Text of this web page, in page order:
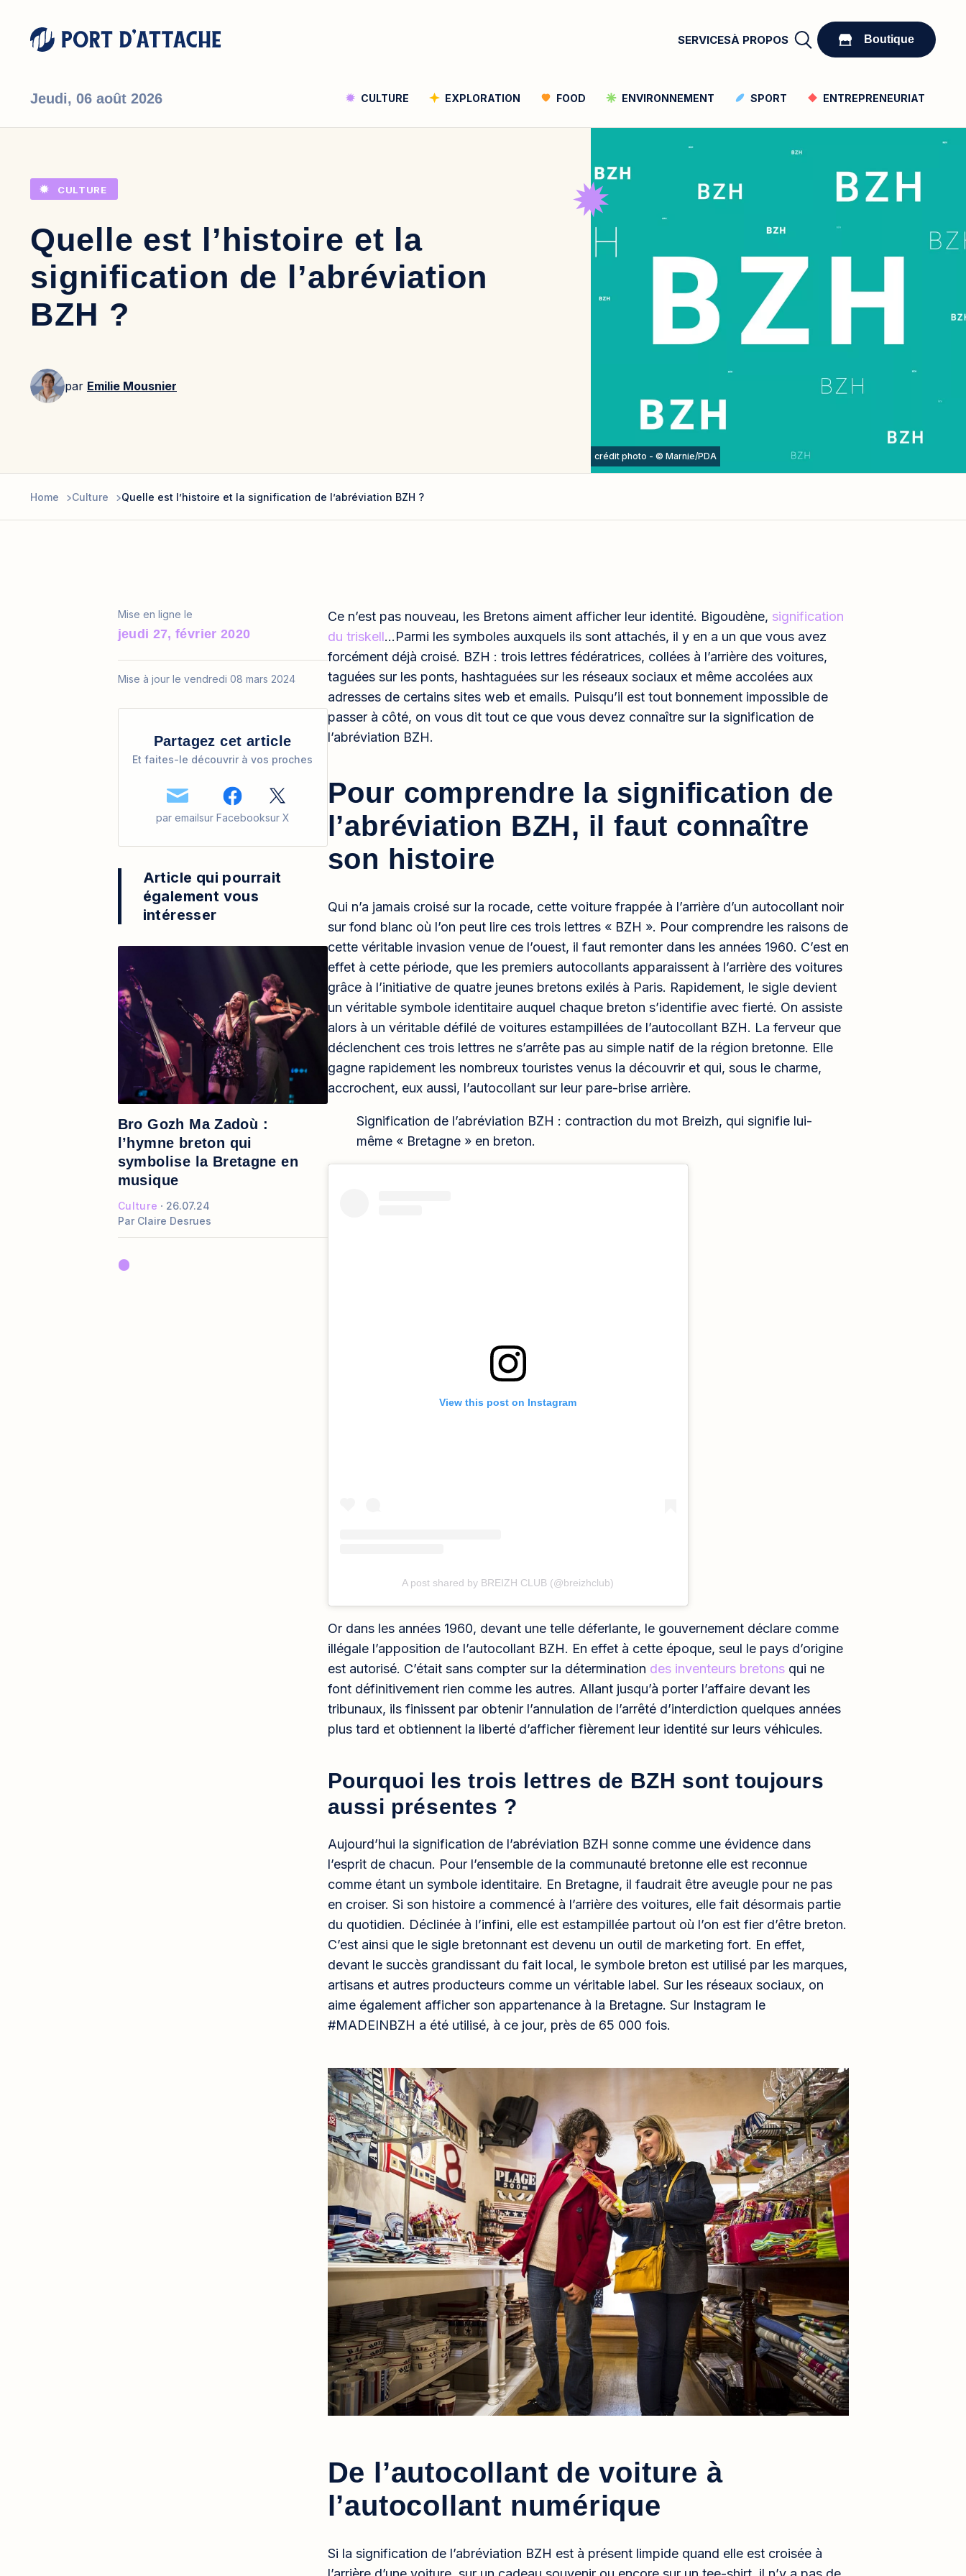
SERVICESÀ PROPOS Boutique
Jeudi, 06 août 2026 CULTURE EXPLORATION FOOD ENVIRONNEMENT SPORT ENTREPRENEURIAT
CULTURE
Quelle est l’histoire et la
signification de l’abréviation
BZH ?
par Emilie Mousnier
crédit photo - © Marnie/PDA
Home Culture Quelle est l’histoire et la signification de l’abréviation BZH ?
Mise en ligne le
jeudi 27, février 2020
Mise à jour le vendredi 08 mars 2024
Partagez cet article
Et faites-le découvrir à vos proches
par emailsur Facebooksur X
Article qui pourrait
également vous
intéresser
Bro Gozh Ma Zadoù :
l’hymne breton qui
symbolise la Bretagne en
musique
Culture
26.07.24
Par Claire Desrues
Ce n’est pas nouveau, les Bretons aiment afficher leur identité. Bigoudène, signification
du triskell…Parmi les symboles auxquels ils sont attachés, il y en a un que vous avez
forcément déjà croisé. BZH : trois lettres fédératrices, collées à l’arrière des voitures,
taguées sur les ponts, hashtaguées sur les réseaux sociaux et même accolées aux
adresses de certains sites web et emails. Puisqu’il est tout bonnement impossible de
passer à côté, on vous dit tout ce que vous devez connaître sur la signification de
l’abréviation BZH.
Pour comprendre la signification de
l’abréviation BZH, il faut connaître
son histoire
Qui n’a jamais croisé sur la rocade, cette voiture frappée à l’arrière d’un autocollant noir
sur fond blanc où l’on peut lire ces trois lettres « BZH ». Pour comprendre les raisons de
cette véritable invasion venue de l’ouest, il faut remonter dans les années 1960. C’est en
effet à cette période, que les premiers autocollants apparaissent à l’arrière des voitures
grâce à l’initiative de quatre jeunes bretons exilés à Paris. Rapidement, le sigle devient
un véritable symbole identitaire auquel chaque breton s’identifie avec fierté. On assiste
alors à un véritable défilé de voitures estampillées de l’autocollant BZH. La ferveur que
déclenchent ces trois lettres ne s’arrête pas au simple natif de la région bretonne. Elle
gagne rapidement les nombreux touristes venus la découvrir et qui, sous le charme,
accrochent, eux aussi, l’autocollant sur leur pare-brise arrière.
Signification de l’abréviation BZH : contraction du mot Breizh, qui signifie lui-
même « Bretagne » en breton.
View this post on Instagram
A post shared by BREIZH CLUB (@breizhclub)
Or dans les années 1960, devant une telle déferlante, le gouvernement déclare comme
illégale l’apposition de l’autocollant BZH. En effet à cette époque, seul le pays d’origine
est autorisé. C’était sans compter sur la détermination des inventeurs bretonsqui ne
font définitivement rien comme les autres. Allant jusqu’à porter l’affaire devant les
tribunaux, ils finissent par obtenir l’annulation de l’arrêté d’interdiction quelques années
plus tard et obtiennent la liberté d’afficher fièrement leur identité sur leurs véhicules.
Pourquoi les trois lettres de BZH sont toujours
aussi présentes ?
Aujourd’hui la signification de l’abréviation BZH sonne comme une évidence dans
l’esprit de chacun. Pour l’ensemble de la communauté bretonne elle est reconnue
comme étant un symbole identitaire. En Bretagne, il faudrait être aveugle pour ne pas
en croiser. Si son histoire a commencé à l’arrière des voitures, elle fait désormais partie
du quotidien. Déclinée à l’infini, elle est estampillée partout où l’on est fier d’être breton.
C’est ainsi que le sigle bretonnant est devenu un outil de marketing fort. En effet,
devant le succès grandissant du fait local, le symbole breton est utilisé par les marques,
artisans et autres producteurs comme un véritable label. Sur les réseaux sociaux, on
aime également afficher son appartenance à la Bretagne. Sur Instagram le
#MADEINBZH a été utilisé, à ce jour, près de 65 000 fois.
De l’autocollant de voiture à
l’autocollant numérique
Si la signification de l’abréviation BZH est à présent limpide quand elle est croisée à